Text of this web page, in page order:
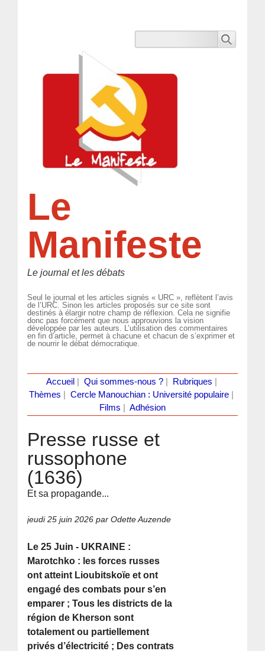
Le
Manifeste
Le journal et les débats
Seul le journal et les articles signés « URC », reflètent l’avis
de l’URC. Sinon les articles proposés sur ce site sont
destinés à élargir notre champ de réflexion. Cela ne signifie
donc pas forcément que nous approuvions la vision
développée par les auteurs. L’utilisation des commentaires
en fin d’article, permet à chacune et chacun de s’exprimer et
de nourrir le débat démocratique.
Accueil Qui sommes-nous ?| Rubriques
Thèmes
Cercle Manouchian : Université populaire
Films
Adhésion
Presse russe et
russophone
(1636)
Et sa propagande...
jeudi 25 juin 2026 par Odette Auzende
Le 25 Juin - UKRAINE :
Marotchko : les forces russes
ont atteint Lioubitskoïe et ont
engagé des combats pour s’en
emparer ; Tous les districts de la
région de Kherson sont
totalement ou partiellement
privés d’électricité ; Des contrats